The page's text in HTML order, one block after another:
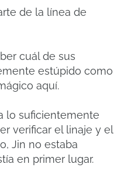
de la línea de
cuál de sus
estúpido como
aquí.
lo suficientemente
verificar el linaje y el
Jin no estaba
en primer lugar.